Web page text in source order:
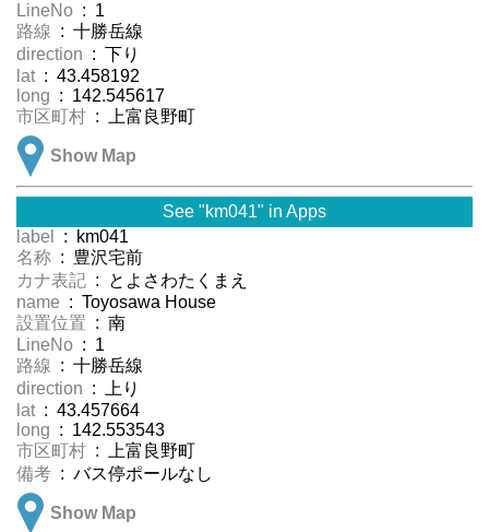
LineNo : 1
路線 : 十勝岳線
direction : 下り
lat : 43.458192
long : 142.545617
市区町村 : 上富良野町
Show Map
See "km041" in Apps
label
: km041
名称 : 豊沢宅前
カナ表記 : とよさわたくまえ
name : Toyosawa House
設置位置 : 南
LineNo : 1
路線 : 十勝岳線
direction : 上り
lat : 43.457664
long : 142.553543
市区町村 : 上富良野町
備考 : バス停ポールなし
Show Map